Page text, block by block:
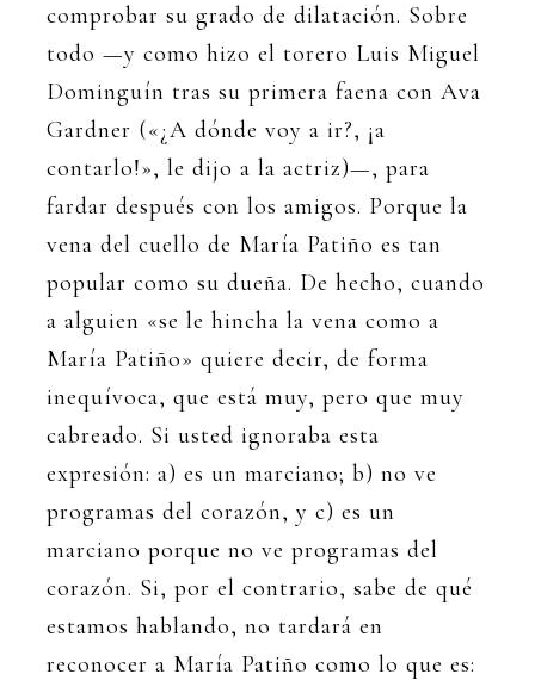
comprobar su grado de dilatación. Sobre
todo —y como hizo el torero Luis Miguel
Dominguín tras su primera faena con Ava
Gardner («¿A dónde voy a ir?, ¡a
contarlo!», le dijo a la actriz)—, para
fardar después con los amigos. Porque la
vena del cuello de María Patiño es tan
popular como su dueña. De hecho, cuando
a alguien «se le hincha la vena como a
María Patiño» quiere decir, de forma
inequívoca, que está muy, pero que muy
cabreado. Si usted ignoraba esta
expresión: a) es un marciano; b) no ve
programas del corazón, y c) es un
marciano porque no ve programas del
corazón. Si, por el contrario, sabe de qué
estamos hablando, no tardará en
reconocer a María Patiño como lo que es: